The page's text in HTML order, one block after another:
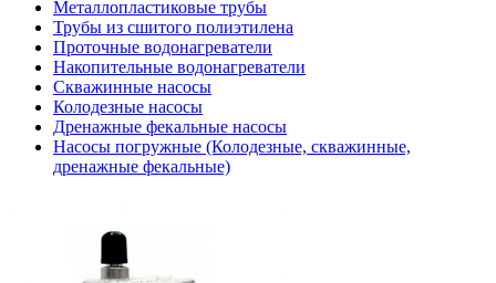
Металлопластиковые трубы
Трубы из сшитого полиэтилена
Проточные водонагреватели
Накопительные водонагреватели
Скважинные насосы
Колодезные насосы
Дренажные фекальные насосы
Насосы погружные (Колодезные, скважинные,
дренажные фекальные)